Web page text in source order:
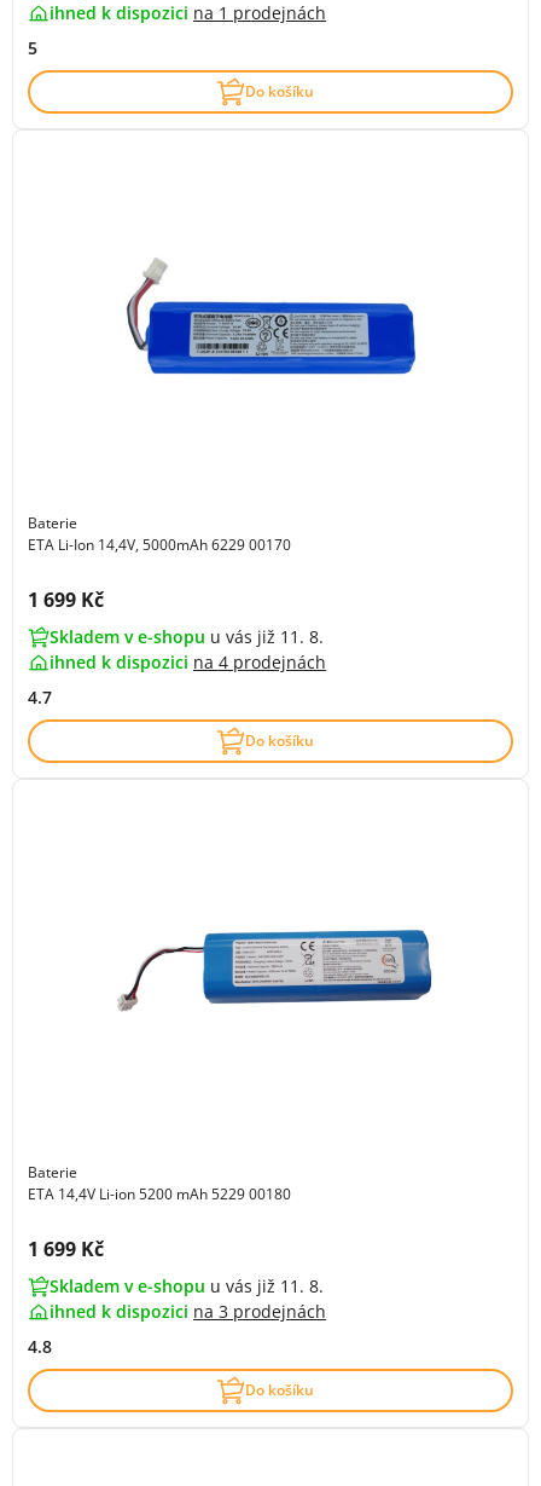
ihned k dispozici na 1 prodejnách
5
Do košíku
Baterie
ETA Li-Ion 14,4V, 5000mAh 6229 00170
Cena s DPH:
1 699 Kč
Skladem v e-shopu u vás již 11. 8.
ihned k dispozici na 4 prodejnách
4.7
Do košíku
Baterie
ETA 14,4V Li-ion 5200 mAh 5229 00180
Cena s DPH:
1 699 Kč
Skladem v e-shopu u vás již 11. 8.
ihned k dispozici na 3 prodejnách
4.8
Do košíku